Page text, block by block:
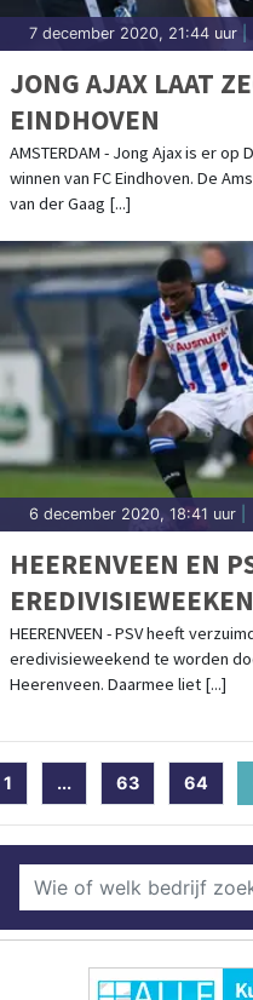
7 december 2020, 21:44 uur
JONG AJAX LAAT
EINDHOVEN
AMSTERDAM - Jong Ajax is er
winnen van FC Eindhoven. De
van der Gaag [...]
6 december 2020, 18:41 uur
HEERENVEEN EN
HEERENVEEN - PSV heeft
eredivisieweekend te worden
Heerenveen. Daarmee liet [...]
1 ... 63 64